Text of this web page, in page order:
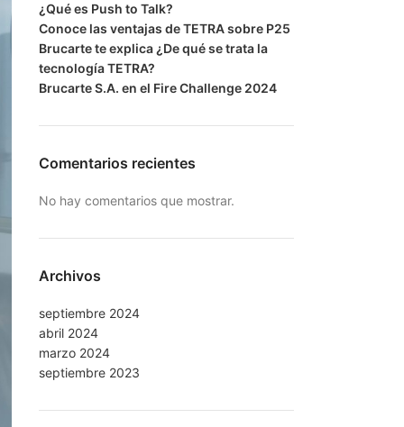
¿Qué es Push to Talk?
Conoce las ventajas de TETRA sobre P25
Brucarte te explica ¿De qué se trata la
tecnología TETRA?
Brucarte S.A. en el Fire Challenge 2024
Comentarios recientes
No hay comentarios que mostrar.
Archivos
septiembre 2024
abril 2024
marzo 2024
septiembre 2023